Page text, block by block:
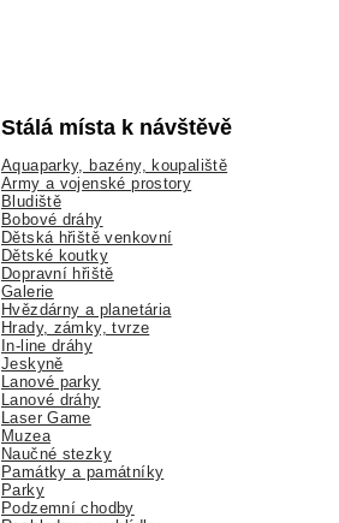
Stálá místa k návštěvě
Aquaparky, bazény, koupaliště
Army a vojenské prostory
Bludiště
Bobové dráhy
Dětská hřiště venkovní
Dětské koutky
Dopravní hřiště
Galerie
Hvězdárny a planetária
Hrady, zámky, tvrze
In-line dráhy
Jeskyně
Lanové parky
Lanové dráhy
Laser Game
Muzea
Naučné stezky
Památky a památníky
Parky
Podzemní chodby